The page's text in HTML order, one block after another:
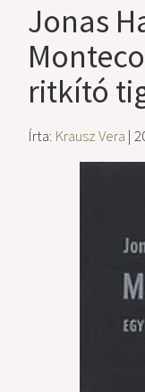
Jonas
ritkító
Írta: Krausz Vera |